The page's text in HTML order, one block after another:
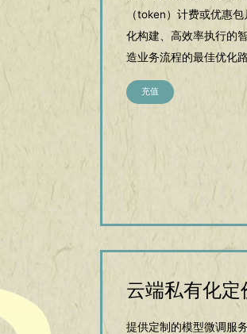
（token）计费或优惠
化构建、高效率执行的
造业务流程的最佳优化路
充值
云端私有化定
提供定制的模型微调服